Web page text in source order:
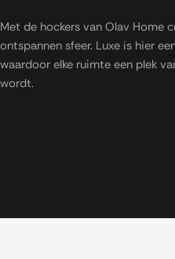
Met de hockers van Olav Home
ontspannen sfeer. Luxe is hier
waardoor elke ruimte een plek
wordt.